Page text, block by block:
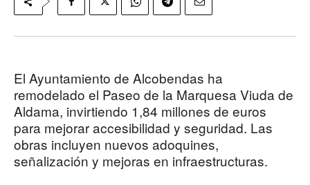
El Ayuntamiento de Alcobendas ha
remodelado el Paseo de la Marquesa Viuda de
Aldama, invirtiendo 1,84 millones de euros
para mejorar accesibilidad y seguridad. Las
obras incluyen nuevos adoquines,
señalización y mejoras en infraestructuras.